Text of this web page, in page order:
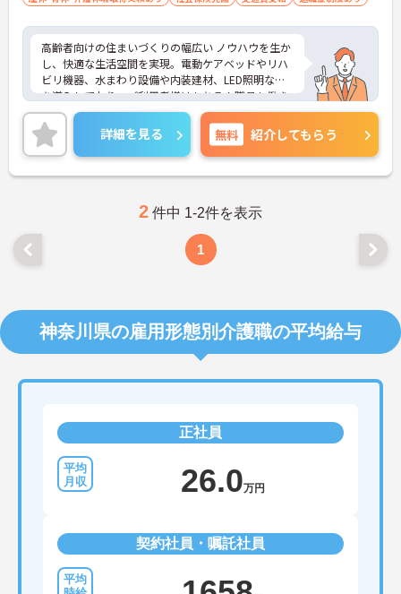
高齢者向けの住まいづくりの幅広い ノウハウを生か
し、快適な生活空間を実現。電動ケアベッドやリハ
ビリ機器、水まわり設備や内装建材、LED照明など
を導入しており、ご利用者様はもちろん職員も働き
やすい環境です。ご興味のある方は是非お気軽にお
問い合わせください。
詳細を見る 無料 紹介してもらう
2 件中 1-2件を表示
1
神奈川県の雇用形態別介護職の平均給与
正社員
26.0万円
契約社員・嘱託社員